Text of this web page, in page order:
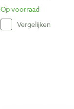
Op voorraad
Vergelijken